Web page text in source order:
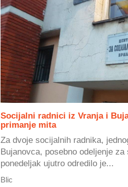
Socijalni radnici iz Vranja i
primanje mita
Za dvoje socijalnih radnika,
Bujanovca, posebno odeljenje
ponedeljak ujutro odredilo je...
Blic